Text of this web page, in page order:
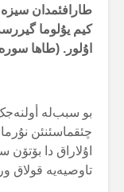
طارافئمدان
کیم یۇلوما
اۇلور. (طاها
بو سبب‌لە
چئقماسئنئن
اۇلاراق دا
تاوصیەیە قولاق